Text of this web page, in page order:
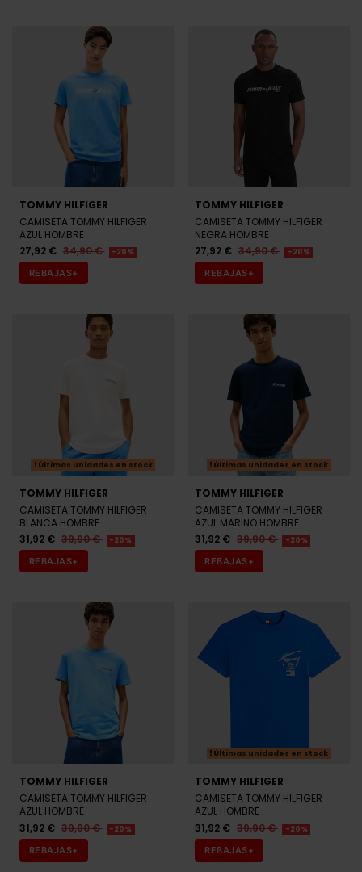
TOMMY HILFIGER
CAMISETA TOMMY HILFIGER
AZUL HOMBRE
27,92 € 34,90 € -20%
REBAJAS+
TOMMY HILFIGER
CAMISETA TOMMY HILFIGER
NEGRA HOMBRE
27,92 € 34,90 € -20%
REBAJAS+
Últimas unidades en stock
TOMMY HILFIGER
CAMISETA TOMMY HILFIGER
BLANCA HOMBRE
31,92 € 39,90 € -20%
REBAJAS+
Últimas unidades en stock
TOMMY HILFIGER
CAMISETA TOMMY HILFIGER
AZUL MARINO HOMBRE
31,92 € 39,90 € -20%
REBAJAS+
TOMMY HILFIGER
CAMISETA TOMMY HILFIGER
AZUL HOMBRE
31,92 € 39,90 € -20%
REBAJAS+
Últimas unidades en stock
TOMMY HILFIGER
CAMISETA TOMMY HILFIGER
AZUL HOMBRE
31,92 € 39,90 € -20%
REBAJAS+